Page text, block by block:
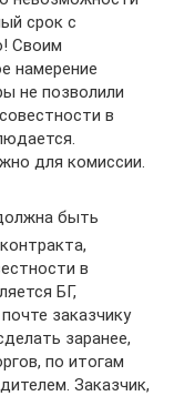
срок с
Своим
намерение
не позволили
в
для комиссии.
быть
в
БГ,
заказчику
заранее,
по итогам
Заказчик,